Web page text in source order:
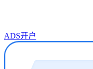
ADS开户